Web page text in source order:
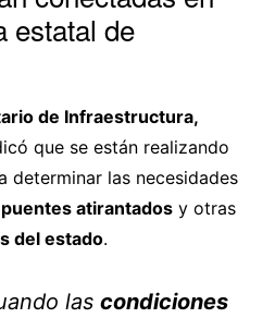
estatal de
de Infraestructura,
que se están realizando
determinar las necesidades
puentes atirantadosy otras
del estado.
las condiciones